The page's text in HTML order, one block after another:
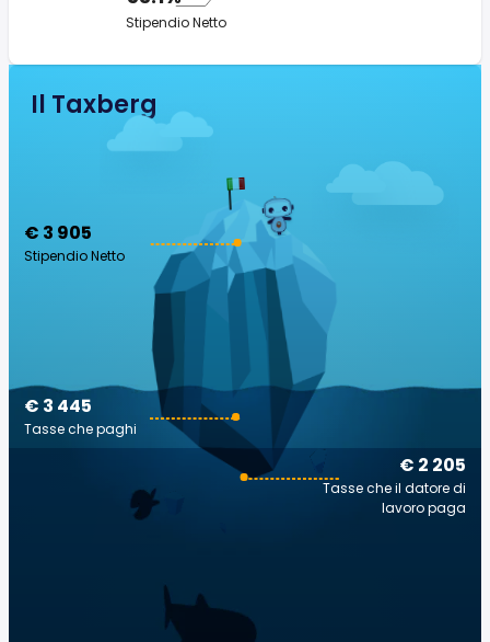
Stipendio Netto
Il Taxberg
€ 3 905
Stipendio Netto
€ 2 205
Tasse che il datore di
lavoro paga
€ 3 445
Tasse che paghi